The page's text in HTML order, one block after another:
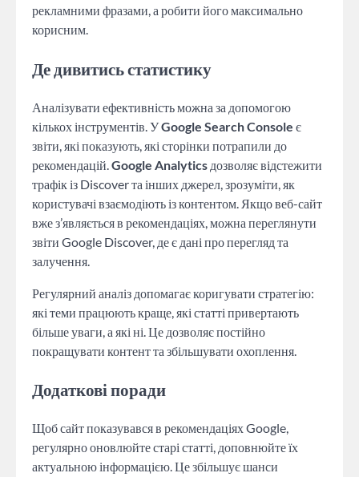
рекламними фразами, а робити його максимально
корисним.
Де дивитись статистику
Аналізувати ефективність можна за допомогою
кількох інструментів. УGoogle Search Console є
звіти, які показують, які сторінки потрапили до
рекомендацій. Google Analytics дозволяє відстежити
трафік із Discover та інших джерел, зрозуміти, як
користувачі взаємодіють із контентом. Якщо веб-сайт
вже з’являється в рекомендаціях, можна переглянути
звіти Google Discover, де є дані про перегляд та
залучення.
Регулярний аналіз допомагає коригувати стратегію:
які теми працюють краще, які статті привертають
більше уваги, а які ні. Це дозволяє постійно
покращувати контент та збільшувати охоплення.
Додаткові поради
Щоб сайт показувався в рекомендаціях Google,
регулярно оновлюйте старі статті, доповнюйте їх
актуальною інформацією. Це збільшує шанси